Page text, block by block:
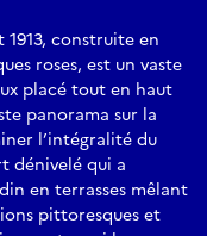
1913, construite en
roses, est un vaste
placé tout en haut
panorama sur la
l’intégralité du
dénivelé qui a
en terrasses mêlant
pittoresques et